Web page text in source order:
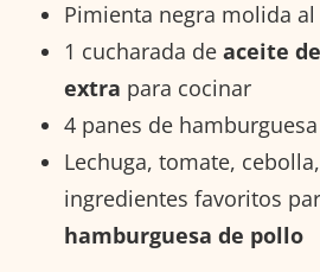
Pimienta negra molida
1 cucharada de aceite
extra para cocinar
4 panes de hamburguesa
Lechuga, tomate,
ingredientes favoritos
hamburguesa de pollo